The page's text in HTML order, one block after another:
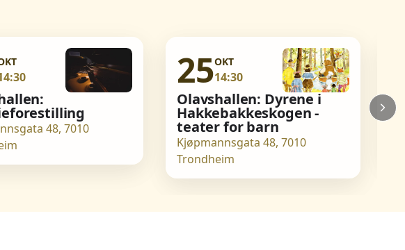
48, 7010
25OKT
14:30
Olavshallen: Dyrene i
Hakkebakkeskogen -
teater for barn
Kjøpmannsgata 48, 7010
Trondheim